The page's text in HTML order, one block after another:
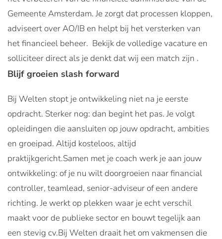
Gemeente Amsterdam. Je zorgt dat processen kloppen,
adviseert over AO/IB en helpt bij het versterken van
het financieel beheer. Bekijk de volledige vacature en
solliciteer direct als je denkt dat wij een match zijn .
Blijf groeien slash forward
Bij Welten stopt je ontwikkeling niet na je eerste
opdracht. Sterker nog: dan begint het pas. Je volgt
opleidingen die aansluiten op jouw opdracht, ambities
en groeipad. Altijd kosteloos, altijd
praktijkgericht.Samen met je coach werk je aan jouw
ontwikkeling: of je nu wilt doorgroeien naar financial
controller, teamlead, senior-adviseur of een andere
richting. Je werkt op plekken waar je echt verschil
maakt voor de publieke sector en bouwt tegelijk aan
een stevig cv.Bij Welten draait het om vakmensen die